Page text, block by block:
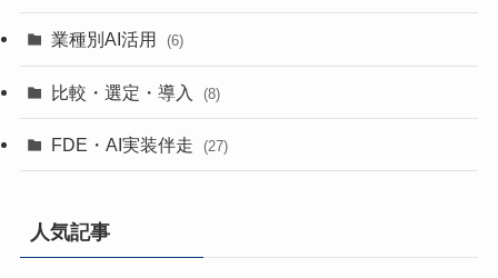
業種別AI活用 (6)
比較・選定・導入 (8)
FDE・AI実装伴走 (27)
人気記事